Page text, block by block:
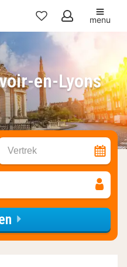
Mijn
favorieten
menu
en-Lyons
Vertrek